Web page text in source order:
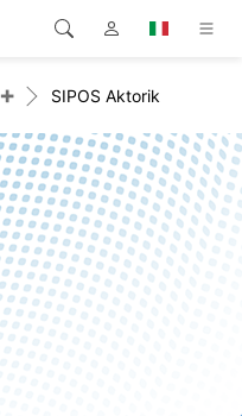
+ SIPOS Aktorik